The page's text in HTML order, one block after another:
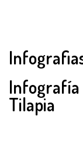
Infografía
Tilapia